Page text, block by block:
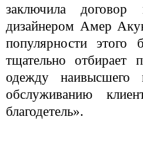
заключила
дизайнером Амер
популярности
тщательно отбирает
одежду наивысшего
обслуживанию
благодетель».